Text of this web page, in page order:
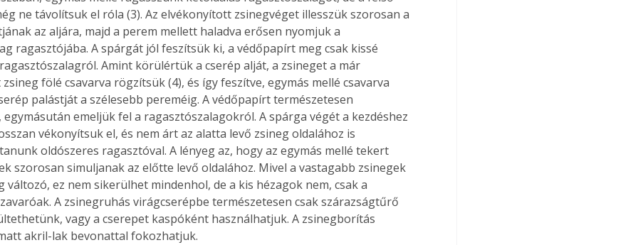
ne távolítsuk el róla (3). Az elvékonyított zsinegvéget illesszük szorosan a
az aljára, majd a perem mellett haladva erősen nyomjuk a
ragasztójába. A spárgát jól feszítsük ki, a védőpapírt meg csak kissé
Amint körülértük a cserép alját, a zsineget a már
fölé csavarva rögzítsük (4), és így feszítve, egymás mellé csavarva
palástját a szélesebb pereméig. A védőpapírt természetesen
emeljük fel a ragasztószalagokról. A spárga végét a kezdéshez
vékonyítsuk el, és nem árt az alatta levő zsineg oldalához is
oldószeres ragasztóval. A lényeg az, hogy az egymás mellé tekert
szorosan simuljanak az előtte levő oldalához. Mivel a vastagabb zsinegek
változó, ez nem sikerülhet mindenhol, de a kis hézagok nem, csak a
A zsinegruhás virágcserépbe természetesen csak szárazságtűrő
vagy a cserepet kaspóként használhatjuk. A zsinegborítás
akril-lak bevonattal fokozhatjuk.